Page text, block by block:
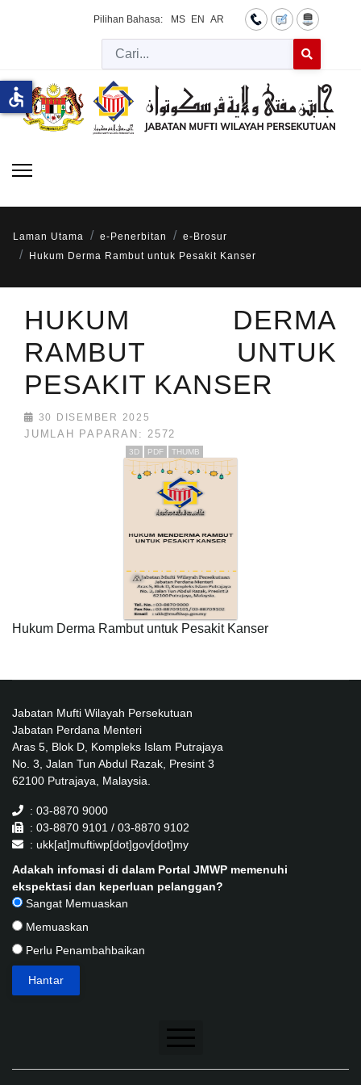
Pilihan Bahasa: MS EN AR
Cari
Laman Utama e-Penerbitan
e-Brosur
Hukum Derma Rambut untuk Pesakit Kanser
HUKUM DERMA
RAMBUT UNTUK
PESAKIT KANSER
30 DISEMBER 2025
JUMLAH PAPARAN: 2572
3D PDF THUMB
Hukum Derma Rambut untuk Pesakit Kanser
Jabatan Mufti Wilayah Persekutuan
Jabatan Perdana Menteri
Aras 5, Blok D, Kompleks Islam Putrajaya
No. 3, Jalan Tun Abdul Razak, Presint 3
62100 Putrajaya, Malaysia.
: 03-8870 9000
: 03-8870 9101 / 03-8870 9102
: ukk[at]muftiwp[dot]gov[dot]my
Adakah infomasi di dalam Portal JMWP memenuhi
ekspektasi dan keperluan pelanggan?
Sangat Memuaskan
Memuaskan
Perlu Penambahbaikan
Penafian
accessible